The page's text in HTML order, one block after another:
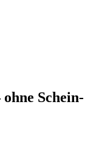
Schein-